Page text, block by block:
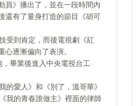
員》播出了，並在一段時間內
還有了量身打造的節目《胡可
受到肯定，而後電視劇《紅
逐漸偏向了表演。
畢業後進入中央電視台工
的愛人》和《別了，溫哥華》
我的青春誰做主》裡面的律師